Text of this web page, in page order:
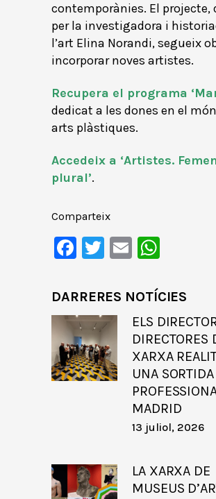
contemporànies. El projecte,
per la investigadora i
l’art Elina Norandi, segueix
incorporar noves artistes.
Recupera el programa
dedicat a les dones en el
arts plàstiques.
Accedeix a ‘Artistes.
plural’.
Comparteix
Facebook
Twitter
Email
DARRERES NOTÍCIES
ELS
DIRECTORES
XARXA
UNA SORTIDA
MADRID
13 juliol, 2026
LA XARXA DE
MUSEUS